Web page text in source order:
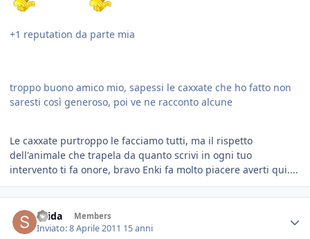
+1 reputation da parte mia
troppo buono amico mio, sapessi le caxxate che ho fatto non
saresti così generoso, poi ve ne racconto alcune
Le caxxate purtroppo le facciamo tutti, ma il rispetto
dell'animale che trapela da quanto scrivi in ogni tuo
intervento ti fa onore, bravo Enki fa molto piacere averti qui....
Saida Members
Inviato:8 Aprile 2011 15 anni